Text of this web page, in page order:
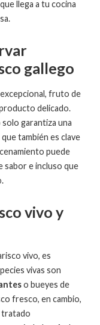
llega a tu cocina
gallego
fruto de
delicado.
garantiza una
también es clave
puede
sabor e incluso que
vivo y
vivo, es
vivas son
o bueyes de
fresco, en cambio,
tratado